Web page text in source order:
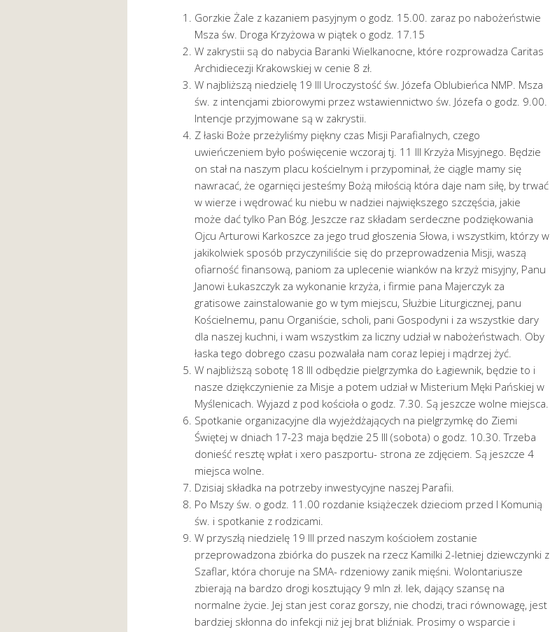
Gorzkie Żale z kazaniem pasyjnym o godz. 15.00. zaraz po nabożeństwie
Msza św. Droga Krzyżowa w piątek o godz. 17.15
W zakrystii są do nabycia Baranki Wielkanocne, które rozprowadza Caritas
Archidiecezji Krakowskiej w cenie 8 zł.
W najbliższą niedzielę 19 III Uroczystość św. Józefa Oblubieńca NMP. Msza
św. z intencjami zbiorowymi przez wstawiennictwo św. Józefa o godz. 9.00.
Intencje przyjmowane są w zakrystii.
Z łaski Boże przeżyliśmy piękny czas Misji Parafialnych, czego
uwieńczeniem było poświęcenie wczoraj tj. 11 III Krzyża Misyjnego. Będzie
on stał na naszym placu kościelnym i przypominał, że ciągle mamy się
nawracać, że ogarnięci jesteśmy Bożą miłością która daje nam siłę, by trwać
w wierze i wędrować ku niebu w nadziei największego szczęścia, jakie
może dać tylko Pan Bóg. Jeszcze raz składam serdeczne podziękowania
Ojcu Arturowi Karkoszce za jego trud głoszenia Słowa, i wszystkim, którzy w
jakikolwiek sposób przyczyniliście się do przeprowadzenia Misji, waszą
ofiarność finansową, paniom za uplecenie wianków na krzyż misyjny, Panu
Janowi Łukaszczyk za wykonanie krzyża, i firmie pana Majerczyk za
gratisowe zainstalowanie go w tym miejscu, Służbie Liturgicznej, panu
Kościelnemu, panu Organiście, scholi, pani Gospodyni i za wszystkie dary
dla naszej kuchni, i wam wszystkim za liczny udział w nabożeństwach. Oby
łaska tego dobrego czasu pozwalała nam coraz lepiej i mądrzej żyć.
W najbliższą sobotę 18 III odbędzie pielgrzymka do Łagiewnik, będzie to i
nasze dziękczynienie za Misje a potem udział w Misterium Męki Pańskiej w
Myślenicach. Wyjazd z pod kościoła o godz. 7.30. Są jeszcze wolne miejsca.
Spotkanie organizacyjne dla wyjeżdżających na pielgrzymkę do Ziemi
Świętej w dniach 17-23 maja będzie 25 III (sobota) o godz. 10.30. Trzeba
donieść resztę wpłat i xero paszportu- strona ze zdjęciem. Są jeszcze 4
miejsca wolne.
Dzisiaj składka na potrzeby inwestycyjne naszej Parafii.
Po Mszy św. o godz. 11.00 rozdanie książeczek dzieciom przed I Komunią
św. i spotkanie z rodzicami.
W przyszłą niedzielę 19 III przed naszym kościołem zostanie
przeprowadzona zbiórka do puszek na rzecz Kamilki 2-letniej dziewczynki z
Szaflar, która choruje na SMA- rdzeniowy zanik mięśni. Wolontariusze
zbierają na bardzo drogi kosztujący 9 mln zł. lek, dający szansę na
normalne życie. Jej stan jest coraz gorszy, nie chodzi, traci równowagę, jest
bardziej skłonna do infekcji niż jej brat bliźniak. Prosimy o wsparcie i